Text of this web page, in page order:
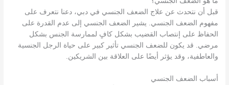
قبل أن نتحدث عن علاج الضعف الجنسي في دبي، دعنا نتعرف على
مفهوم الضعف الجنسي. يشير الضعف الجنسي إلى عدم القدرة على
الحفاظ على إنتصاب القضيب بشكل كافٍ لممارسة الجنس بشكل
مرضي. قد يكون للضعف الجنسي تأثير كبير على حياة الرجل الجنسية
والعاطفية، وقد يؤثر أيضًا على العلاقة بين الشريكين.
أسباب الضعف الجنسي